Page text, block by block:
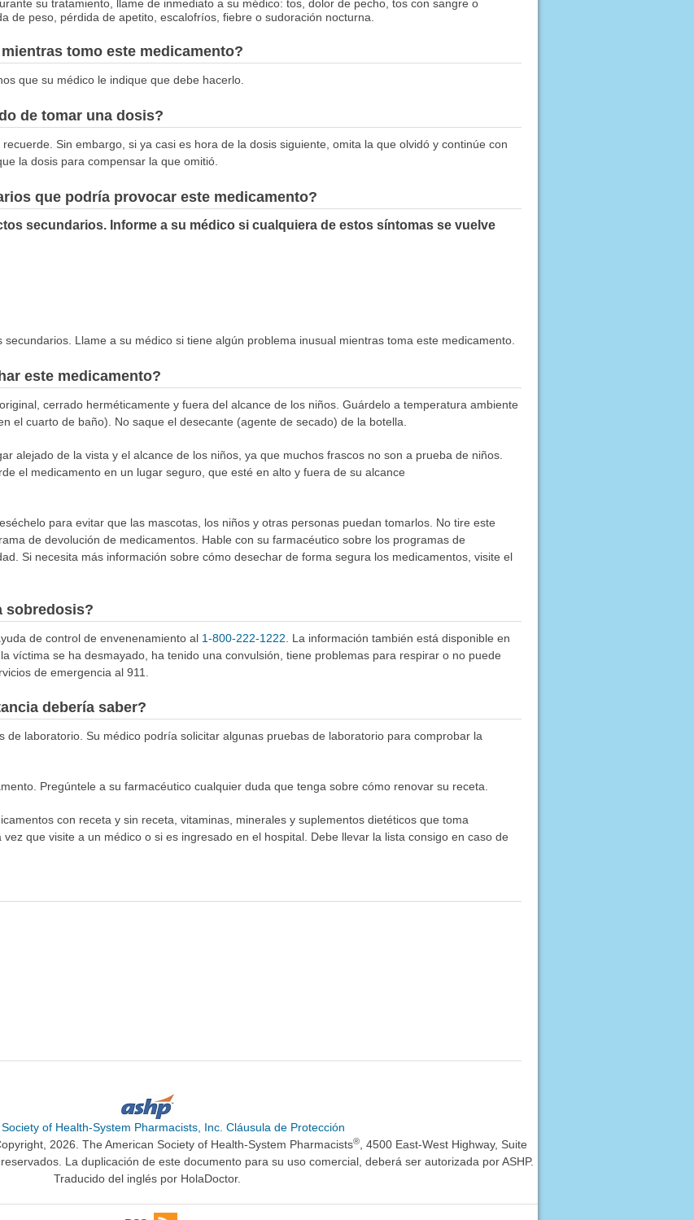
su tratamiento, llame de inmediato a su médico: tos, dolor de pecho, tos con sangre o
de peso, pérdida de apetito, escalofríos, fiebre o sudoración nocturna.
tomo este medicamento?
que su médico le indique que debe hacerlo.
de tomar una dosis?
Sin embargo, si ya casi es hora de la dosis siguiente, omita la que olvidó y continúe con
la dosis para compensar la que omitió.
que podría provocar este medicamento?
secundarios. Informe a su médico si cualquiera de estos síntomas se vuelve
Llame a su médico si tiene algún problema inusual mientras toma este medicamento.
este medicamento?
cerrado herméticamente y fuera del alcance de los niños. Guárdelo a temperatura ambiente
el cuarto de baño). No saque el desecante (agente de secado) de la botella.
alejado de la vista y el alcance de los niños, ya que muchos frascos no son a prueba de niños.
el medicamento en un lugar seguro, que esté en alto y fuera de su alcance
para evitar que las mascotas, los niños y otras personas puedan tomarlos. No tire este
de devolución de medicamentos. Hable con su farmacéutico sobre los programas de
Si necesita más información sobre cómo desechar de forma segura los medicamentos, visite el
sobredosis?
de control de envenenamiento al 1-800-222-1222 . La información también está disponible en
víctima se ha desmayado, ha tenido una convulsión, tiene problemas para respirar o no puede
de emergencia al 911.
debería saber?
de laboratorio. Su médico podría solicitar algunas pruebas de laboratorio para comprobar la
Pregúntele a su farmacéutico cualquier duda que tenga sobre cómo renovar su receta.
con receta y sin receta, vitaminas, minerales y suplementos dietéticos que toma
que visite a un médico o si es ingresado en el hospital. Debe llevar la lista consigo en caso de
of Health-System Pharmacists, Inc. Cláusula de Protección
2026. The American Society of Health-System Pharmacists®, 4500 East-West Highway, Suite
La duplicación de este documento para su uso comercial, deberá ser autorizada por ASHP.
Traducido del inglés por HolaDoctor.